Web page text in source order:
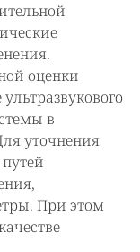
оценки
в
уточнения
При этом